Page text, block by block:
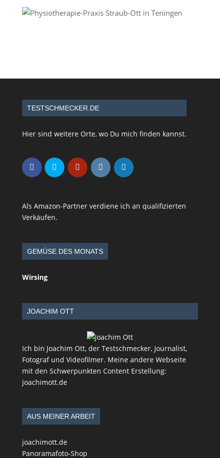
TESTSCHMECKER.DE
Hier sind weitere Orte, wo Du mich finden kannst.
Als Amazon-Partner verdiene ich an qualifizierten
Verkäufen.
GEMÜSE DES MONATS
Wirsing
JOACHIM OTT
Ich bin Joachim Ott, der Testschmecker, Journalist,
Fotograf und Videofilmer. Meine andere Webseite
mit den Schwerpunkten Content Erstellung:
joachimott.de
AUS MEINER ARBEIT
joachimott.de
Panoramafoto-Shop